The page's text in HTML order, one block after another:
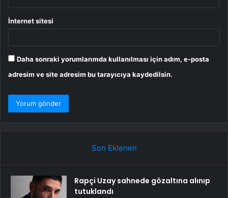
İnternet sitesi
Daha sonraki yorumlarımda kullanılması için adım, e-posta
adresim ve site adresim bu tarayıcıya kaydedilsin.
Son Eklenen
Rapçi Uzay sahnede gözaltına alınıp
tutuklandı